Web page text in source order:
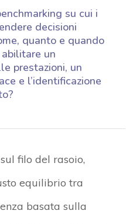
su cui i
decisioni
quanto e quando
un
prestazioni, un
e l’identificazione
filo del rasoio,
equilibrio tra
basata sulla